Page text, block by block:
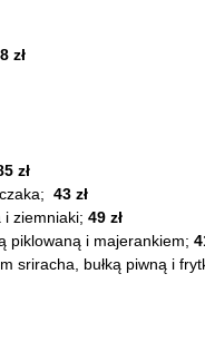
zł
zł
43 zł
i ziemniaki; 49 zł
piklowaną i majerankiem;
sriracha, bułką piwną i